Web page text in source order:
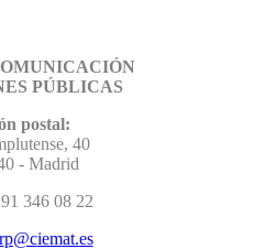
PÚBLICAS
postal:
40
- Madrid
91 346 08 22